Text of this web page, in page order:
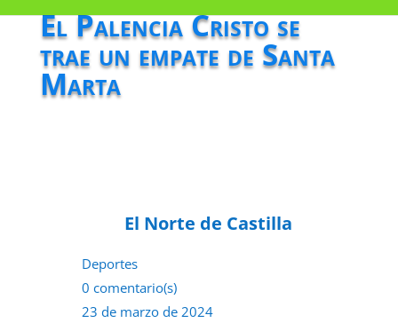
El Palencia Cristo se
trae un empate de Santa
Marta
El Norte de Castilla
Deportes
0 comentario(s)
23 de marzo de 2024